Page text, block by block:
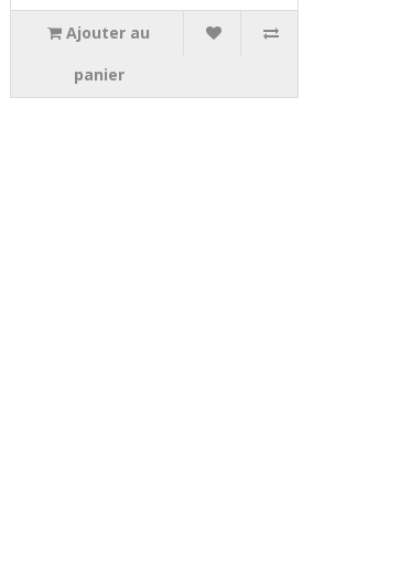
Ajouter au
panier